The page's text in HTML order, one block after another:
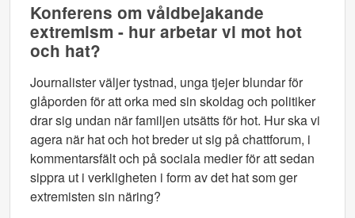
Konferens om våldbejakande
extremism - hur arbetar vi mot hot
och hat?
Journalister väljer tystnad, unga tjejer blundar för
glåporden för att orka med sin skoldag och politiker
drar sig undan när familjen utsätts för hot. Hur ska vi
agera när hat och hot breder ut sig på chattforum, i
kommentarsfält och på sociala medier för att sedan
sippra ut i verkligheten i form av det hat som ger
extremisten sin näring?